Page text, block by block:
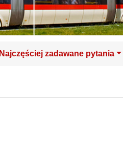
Najczęściej zadawane pytania